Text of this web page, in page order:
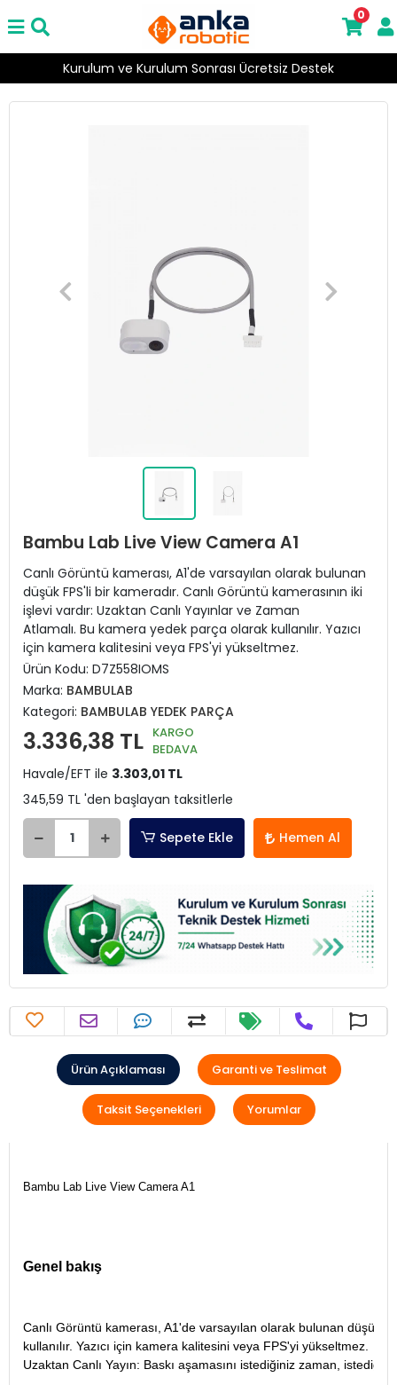
Kurulum ve Kurulum Sonrası Ücretsiz Destek
0
Bambu Lab Live View Camera A1
Canlı Görüntü kamerası, A1'de varsayılan olarak bulunan
düşük FPS'li bir kameradır. Canlı Görüntü kamerasının iki
işlevi vardır: Uzaktan Canlı Yayınlar ve Zaman
Atlamalı. Bu kamera yedek parça olarak kullanılır. Yazıcı
için kamera kalitesini veya FPS'yi yükseltmez.
Ürün Kodu: D7Z558IOMS
Marka: BAMBULAB
Kategori: BAMBULAB YEDEK PARÇA
3.336,38 TL KARGO
BEDAVA
Havale/EFT ile 3.303,01 TL
345,59 TL 'den başlayan taksitlerle
Sepete Ekle Hemen Al
Ürün Açıklaması Garanti ve Teslimat
Taksit Seçenekleri Yorumlar
Bambu Lab Live View Camera A1
Genel bakış
Canlı Görüntü kamerası, A1'de varsayılan olarak bulunan düşük
kullanılır. Yazıcı için kamera kalitesini veya FPS'yi yükseltmez.
Uzaktan Canlı Yayın: Baskı aşamasını istediğiniz zaman,